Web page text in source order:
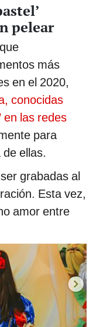
pelear
más
en el 2020,
conocidas
en las redes
para
ellas.
grabadas al
Esta vez,
amor entre